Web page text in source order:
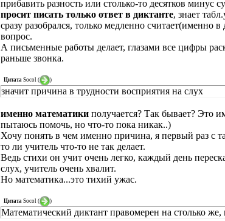
прибавить разность или столько-то десятков
просит писать только ответ в диктанте, знает
сразу разобрался, только медленно считает(именно
вопрос.
А письменные работы делает, глазами все цифры
раньше звонка.
Цитата Socol ( )
значит причина в трудности восприятия на слух
именно математики получается? Так бывает? Это
пытаюсь помочь, но что-то пока никак..)
Хочу понять в чем именно причина, я первый раз с
то ли учитель что-то не так делает.
Ведь стихи он учит очень легко, каждый день
слух, учитель очень хвалит.
Но математика...это тихий ужас.
Цитата Socol ( )
Математический диктант правомерен на столько